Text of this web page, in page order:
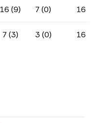
16 (9) 7 (0) 16
7 (3) 3 (0) 16